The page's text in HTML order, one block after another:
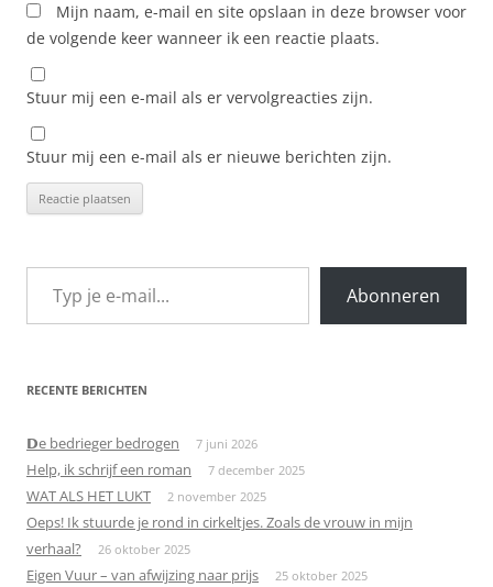
Mijn naam, e-mail en site opslaan in deze browser voor
de volgende keer wanneer ik een reactie plaats.
Stuur mij een e-mail als er vervolgreacties zijn.
Stuur mij een e-mail als er nieuwe berichten zijn.
Typ je e-mail...
Abonneren
RECENTE BERICHTEN
𝗗e bedrieger bedrogen 7 juni 2026
Help, ik schrijf een roman 7 december 2025
WAT ALS HET LUKT 2 november 2025
Oeps! Ik stuurde je rond in cirkeltjes. Zoals de vrouw in mijn
verhaal?
26 oktober 2025
Eigen Vuur – van afwijzing naar prijs 25 oktober 2025